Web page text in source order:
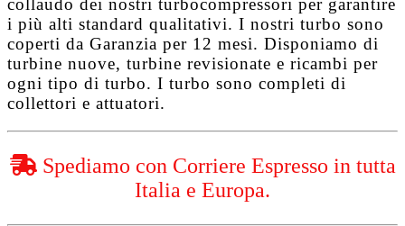
collaudo dei nostri turbocompressori per garantire
i più alti standard qualitativi. I nostri turbo sono
coperti da Garanzia per 12 mesi. Disponiamo di
turbine nuove, turbine revisionate e ricambi per
ogni tipo di turbo. I turbo sono completi di
collettori e attuatori.
Spediamo con Corriere Espresso in tutta
Italia e Europa.